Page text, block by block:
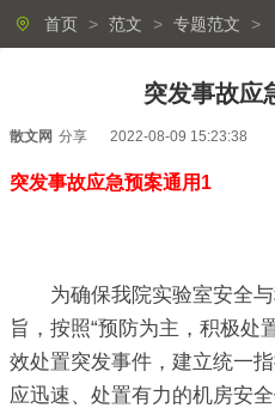
首页 > 范文 > 专题范文 >
突发事故应
散文网 分享 2022-08-09 15:23:38
突发事故应急预案通用1
为确保我院实验室安全与
旨，按照“预防为主，积极处
效处置突发事件，建立统一
应迅速、处置有力的机房安